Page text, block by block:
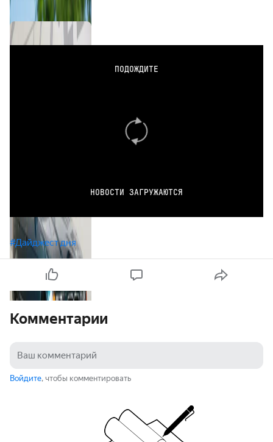
ПОДОЖДИТЕ
НОВОСТИ ЗАГРУЖАЮТСЯ
#Дайджест дня
Комментарии
Войдите, чтобы комментировать